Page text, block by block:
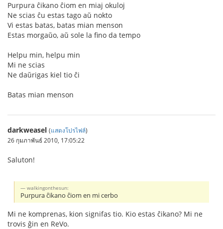
Purpura ĉikano ĉiom en miaj okuloj
Ne scias ĉu estas tago aŭ nokto
Vi estas batas, batas mian menson
Estas morgaŭo, aŭ sole la fino da tempo
Helpu min, helpu min
Mi ne scias
Ne daŭrigas kiel tio ĉi
Batas mian menson
darkweasel (แสดงโปรไฟล์)
26 กุมภาพันธ์ 2010, 17:05:22
Saluton!
walkingonthesun:
Purpura ĉikano ĉiom en mi cerbo
Mi ne komprenas, kion signifas tio. Kio estas ĉikano? Mi ne
trovis ĝin en ReVo.